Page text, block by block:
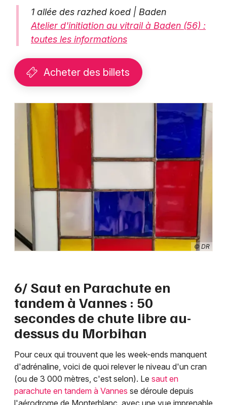
1 allée des razhed koed | Baden
Atelier d'initiation au vitrail à Baden (56) :
toutes les informations
Acheter des billets
© DR
6/ Saut en Parachute en
tandem à Vannes : 50
secondes de chute libre au-
dessus du Morbihan
Pour ceux qui trouvent que les week-ends manquent
d'adrénaline, voici de quoi relever le niveau d'un cran
(ou de 3 000 mètres, c'est selon). Le saut en
parachute en tandem à Vannes se déroule depuis
l'aérodrome de Monterblanc, avec une vue imprenable